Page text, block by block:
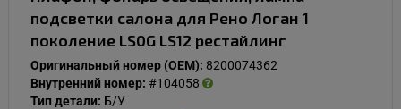
подсветки салона для Рено Логан 1
поколение LS0G LS12 рестайлинг
Оригинальный номер (OEM): 8200074362
Внутренний номер: #104058
Тип детали: Б/У